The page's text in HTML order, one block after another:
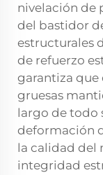
nivelación de
del bastidor
estructurales
de refuerzo
garantiza que
gruesas
largo de todo
deformación
la calidad del
integridad